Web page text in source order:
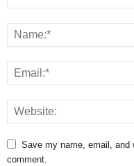
Save my name, email, and
comment.